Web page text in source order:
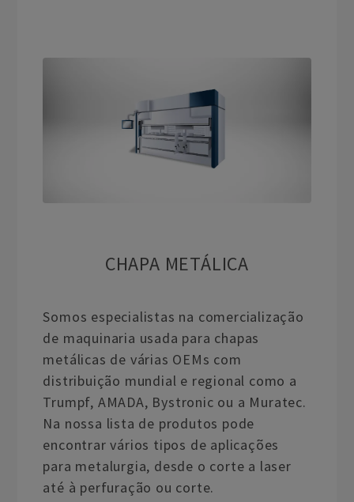
CHAPA METÁLICA
Somos especialistas na comercialização
de maquinaria usada para chapas
metálicas de várias OEMs com
distribuição mundial e regional como a
Trumpf, AMADA, Bystronic ou a Muratec.
Na nossa lista de produtos pode
encontrar vários tipos de aplicações
para metalurgia, desde o corte a laser
até à perfuração ou corte.